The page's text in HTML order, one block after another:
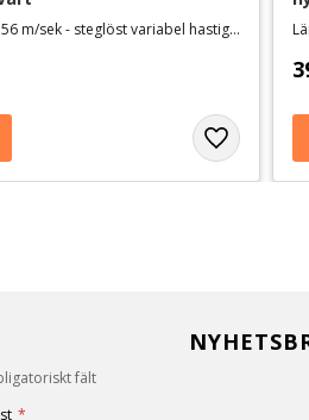
Maxhastighet 56 m/sek - steglöst variabel hastighet och tillsatt värme
fält
*